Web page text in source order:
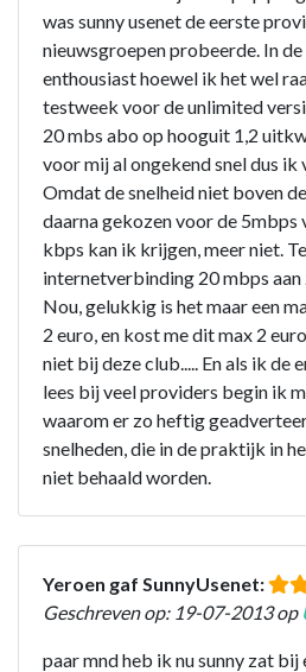
was sunny usenet de eerste
nieuwsgroepen probeerde. In
enthousiast hoewel ik het wel
testweek voor de unlimited
20 mbs abo op hooguit 1,2
voor mij al ongekend snel dus ik
Omdat de snelheid niet boven
daarna gekozen voor de 5mbps
kbps kan ik krijgen, meer niet.
internetverbinding 20 mbps aan
Nou, gelukkig is het maar een
2 euro, en kost me dit max 2
niet bij deze club..... En als ik de
lees bij veel providers begin ik
waarom er zo heftig
snelheden, die in de praktijk in
niet behaald worden.
Yeroen gaf SunnyUsenet:
Geschreven op: 19-07-2013 op
paar mnd heb ik nu sunny zat bij